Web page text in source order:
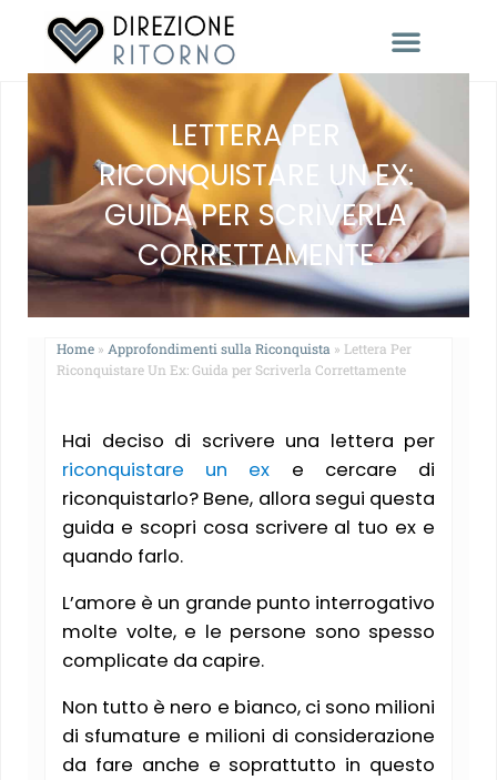
LETTERA PER
RICONQUISTARE UN EX:
GUIDA PER SCRIVERLA
CORRETTAMENTE
Home » Approfondimenti sulla Riconquista » Lettera Per
Riconquistare Un Ex: Guida per Scriverla Correttamente
Hai deciso di scrivere una lettera per
riconquistare un ex e cercare di
riconquistarlo? Bene, allora segui questa
guida e scopri cosa scrivere al tuo ex e
quando farlo.
L’amore è un grande punto interrogativo
molte volte, e le persone sono spesso
complicate da capire.
Non tutto è nero e bianco, ci sono milioni
di sfumature e milioni di considerazione
da fare anche e soprattutto in questo